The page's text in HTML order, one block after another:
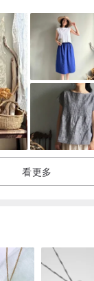
可愛設計與垂墜感
，含有襯裡著用也不
看更多